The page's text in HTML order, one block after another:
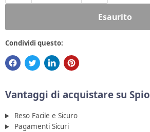
Esaurito
Condividi questo:
Vantaggi di acquistare su Spio
Reso Facile e Sicuro
Pagamenti Sicuri